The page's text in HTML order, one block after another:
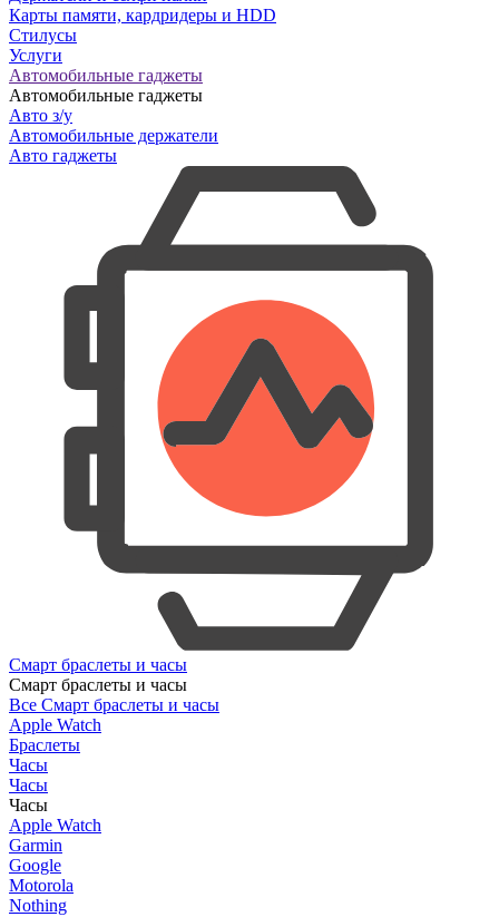
Карты памяти, кардридеры и HDD
Стилусы
Услуги
Автомобильные гаджеты
Автомобильные гаджеты
Авто з/у
Автомобильные держатели
Авто гаджеты
Смарт браслеты и часы
Смарт браслеты и часы
Все Смарт браслеты и часы
Apple Watch
Браслеты
Часы
Часы
Часы
Apple Watch
Garmin
Google
Motorola
Nothing